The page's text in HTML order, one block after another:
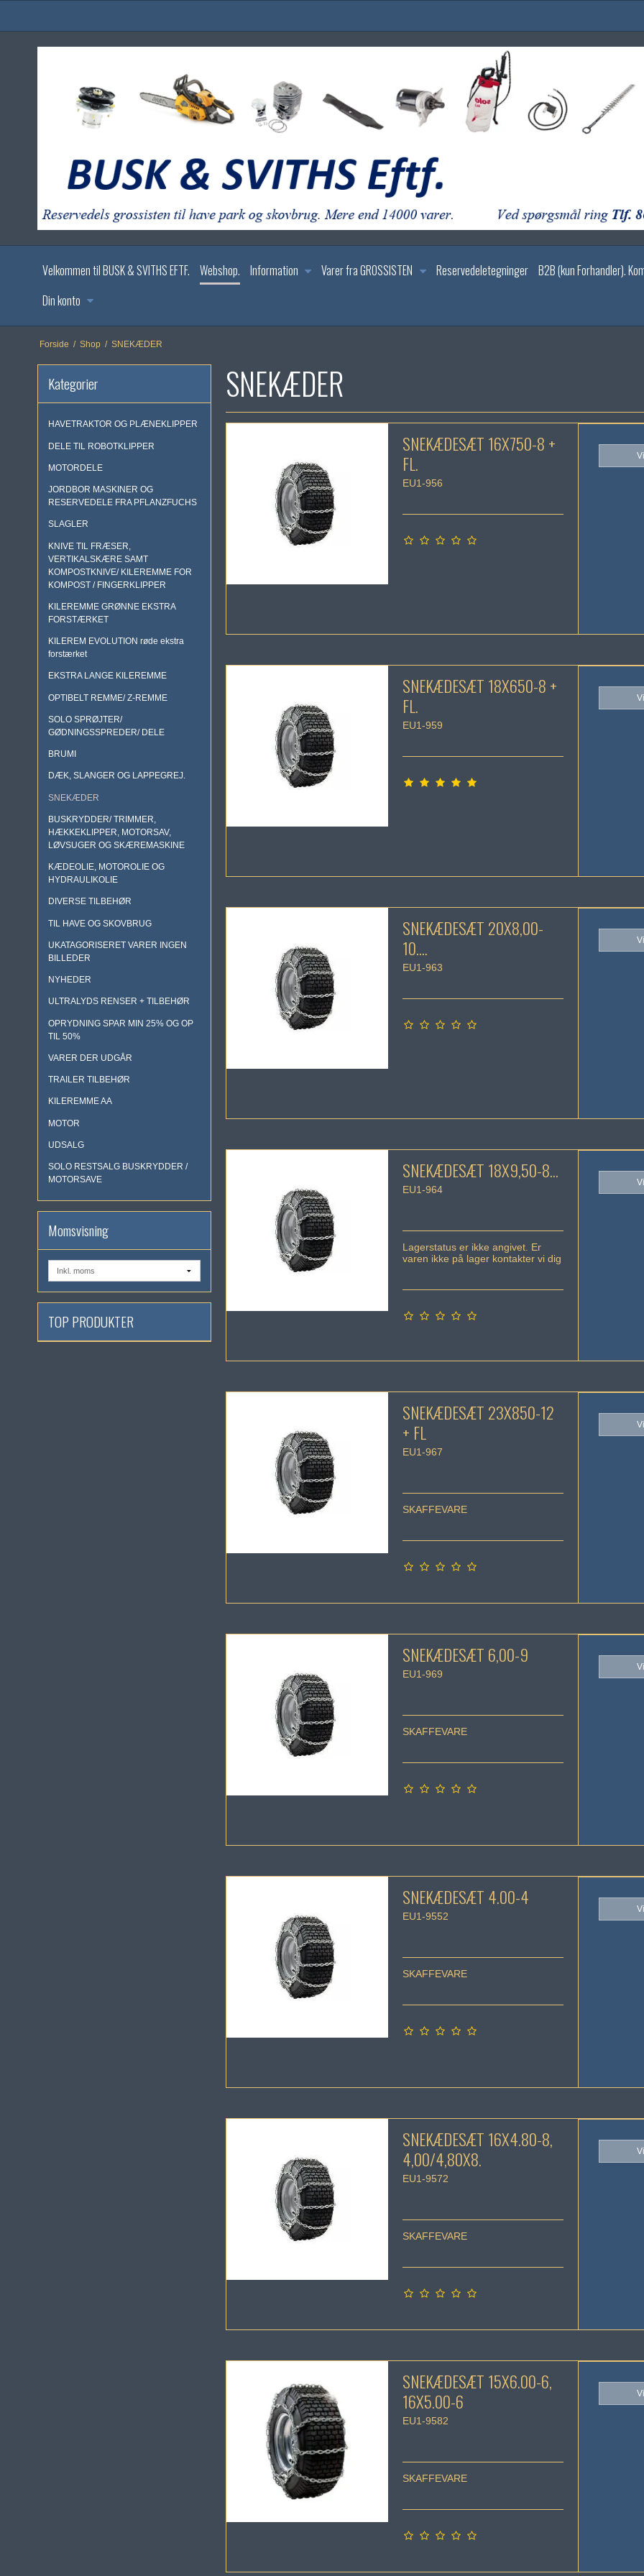
Velkommen til BUSK & SVITHS EFTF. Webshop. Information Varer fra GROSSISTEN Reservedeletegninger
B2B (kun Forhandler).
Din konto
Forside / Shop / SNEKÆDER
Kategorier
HAVETRAKTOR OG PLÆNEKLIPPER
DELE TIL ROBOTKLIPPER
MOTORDELE
JORDBOR MASKINER OG
RESERVEDELE FRA PFLANZFUCHS
SLAGLER
KNIVE TIL FRÆSER,
VERTIKALSKÆRE SAMT
KOMPOSTKNIVE/ KILEREMME FOR
KOMPOST / FINGERKLIPPER
KILEREMME GRØNNE EKSTRA
FORSTÆRKET
KILEREM EVOLUTION røde ekstra
forstærket
EKSTRA LANGE KILEREMME
OPTIBELT REMME/ Z-REMME
SOLO SPRØJTER/
GØDNINGSSPREDER/ DELE
BRUMI
DÆK, SLANGER OG LAPPEGREJ.
SNEKÆDER
BUSKRYDDER/ TRIMMER,
HÆKKEKLIPPER, MOTORSAV,
LØVSUGER OG SKÆREMASKINE
KÆDEOLIE, MOTOROLIE OG
HYDRAULIKOLIE
DIVERSE TILBEHØR
TIL HAVE OG SKOVBRUG
UKATAGORISERET VARER INGEN
BILLEDER
NYHEDER
ULTRALYDS RENSER + TILBEHØR
OPRYDNING SPAR MIN 25% OG OP
TIL 50%
VARER DER UDGÅR
TRAILER TILBEHØR
KILEREMME AA
MOTOR
UDSALG
SOLO RESTSALG BUSKRYDDER /
MOTORSAVE
Momsvisning
TOP PRODUKTER
SNEKÆDER
SNEKÆDESÆT 16X750-8 +
FL.
EU1-956
SNEKÆDESÆT 18X650-8 +
FL.
EU1-959
SNEKÆDESÆT 20X8,00-
10....
EU1-963
SNEKÆDESÆT 18X9,50-8...
EU1-964
Lagerstatus er ikke angivet. Er
varen ikke på lager kontakter vi dig
SNEKÆDESÆT 23X850-12
+ FL
EU1-967
SKAFFEVARE
SNEKÆDESÆT 6,00-9
EU1-969
SKAFFEVARE
SNEKÆDESÆT 4.00-4
EU1-9552
SKAFFEVARE
SNEKÆDESÆT 16X4.80-8,
4,00/4,80X8.
EU1-9572
SKAFFEVARE
SNEKÆDESÆT 15X6.00-6,
16X5.00-6
EU1-9582
SKAFFEVARE